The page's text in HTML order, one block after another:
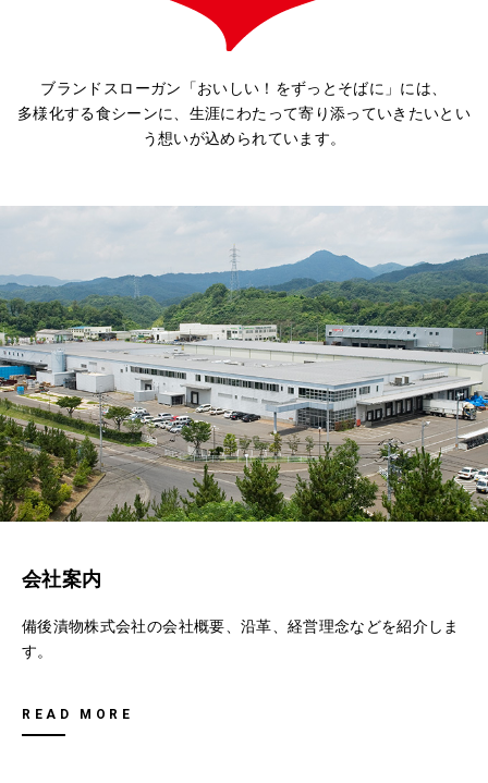
ブランドスローガン「おいしい！をずっとそばに」には、
多様化する食シーンに、生涯にわたって寄り添っていきたいとい
う想いが込められています。
会社案内
備後漬物株式会社の会社概要、沿革、経営理念などを紹介しま
す。
READ MORE